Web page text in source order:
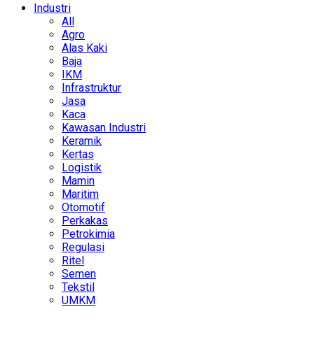
Industri
All
Agro
Alas Kaki
Baja
IKM
Infrastruktur
Jasa
Kaca
Kawasan Industri
Keramik
Kertas
Logistik
Mamin
Maritim
Otomotif
Perkakas
Petrokimia
Regulasi
Ritel
Semen
Tekstil
UMKM